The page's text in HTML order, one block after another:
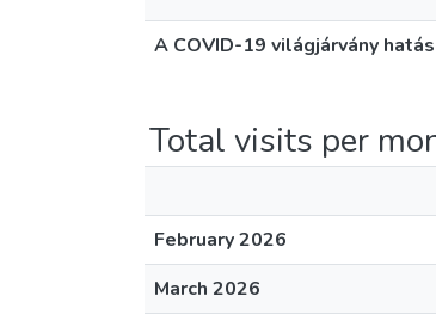
A COVID-19 világjárvány
Total visits per
February 2026
March 2026